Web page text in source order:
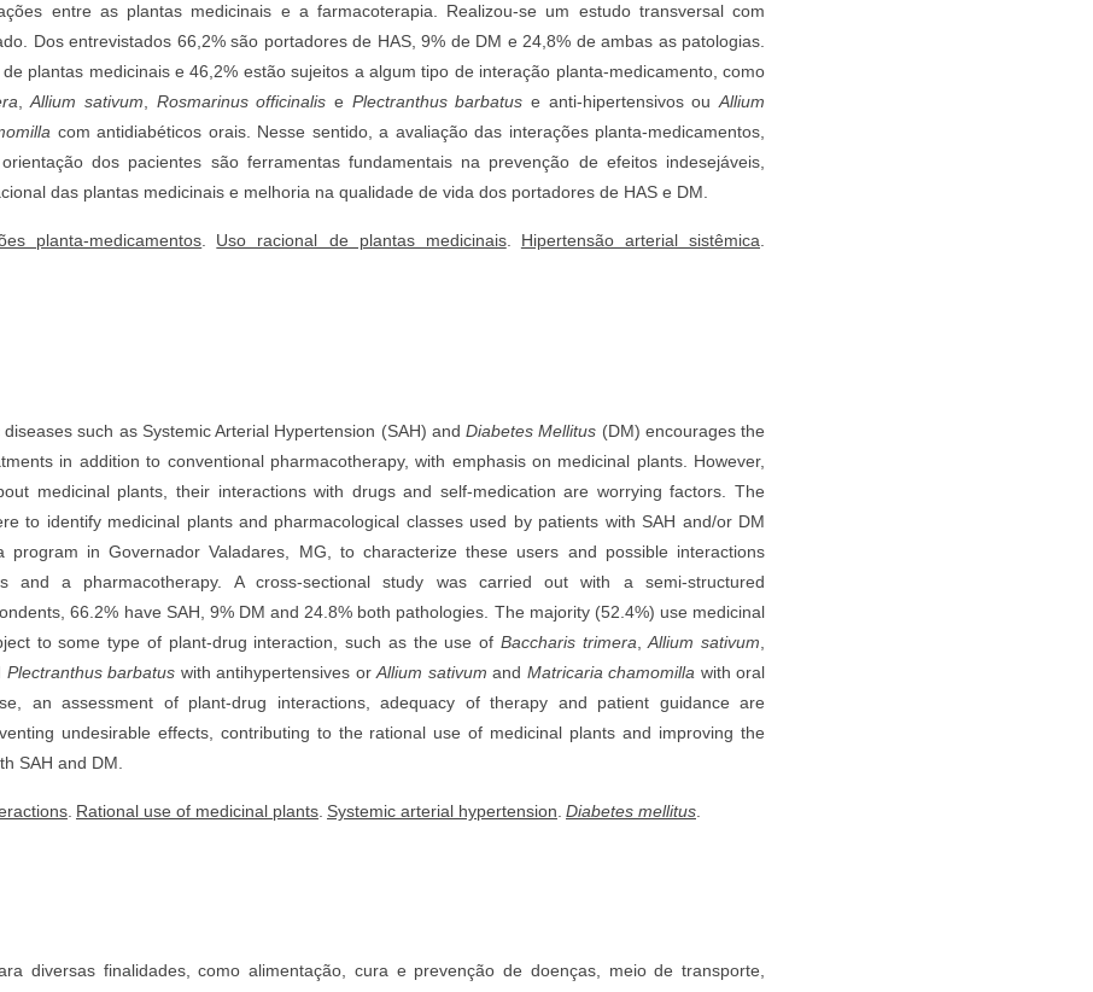
entre as plantas medicinais e a farmacoterapia. Realizou-se um estudo transversal com
Dos entrevistados 66,2% são portadores de HAS, 9% de DM e 24,8% de ambas as patologias.
plantas medicinais e 46,2% estão sujeitos a algum tipo de interação planta-medicamento, como
,Allium sativum Rosmarinus officinalis e Plectranthus barbatus e anti-hipertensivos ouAllium
com antidiabéticos orais. Nesse sentido, a avaliação das interações planta-medicamentos,
dos pacientes são ferramentas fundamentais na prevenção de efeitos indesejáveis,
das plantas medicinais e melhoria na qualidade de vida dos portadores de HAS e DM.
planta-medicamentos Uso racional de plantas medicinais. Hipertensão arterial sistêmica
such as Systemic Arterial Hypertension (SAH) and Diabetes Mellitus (DM) encourages the
in addition to conventional pharmacotherapy, with emphasis on medicinal plants. However,
medicinal plants, their interactions with drugs and self-medication are worrying factors. The
to identify medicinal plants and pharmacological classes used by patients with SAH and/or DM
program in Governador Valadares, MG, to characterize these users and possible interactions
and a pharmacotherapy. A cross-sectional study was carried out with a semi-structured
66.2% have SAH, 9% DM and 24.8% both pathologies. The majority (52.4%) use medicinal
to some type of plant-drug interaction, such as the use of Baccharis trimera ,Allium sativum
Plectranthus barbatus with antihypertensives or Allium sativum and Matricaria chamomilla with oral
an assessment of plant-drug interactions, adequacy of therapy and patient guidance are
undesirable effects, contributing to the rational use of medicinal plants and improving the
SAH and DM.
Rational use of medicinal plants Systemic arterial hypertension Diabetes mellitus
diversas finalidades, como alimentação, cura e prevenção de doenças, meio de transporte,